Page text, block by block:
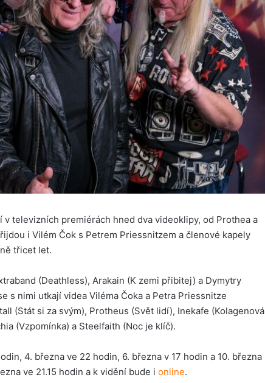
televizních premiérách hned dva videoklipy, od Prothea a
i Vilém Čok s Petrem Priessnitzem a členové kapely
třicet let.
(Deathless), Arakain (K zemi přibitej) a Dymytry
s nimi utkají videa Viléma Čoka a Petra Priessnitze
(Stát si za svým), Protheus (Svět lidí), Inekafe (Kolagenová
(Vzpomínka) a Steelfaith (Noc je klíč).
4. března ve 22 hodin, 6. března v 17 hodin a 10. března
ve 21.15 hodin a k vidění bude i online.